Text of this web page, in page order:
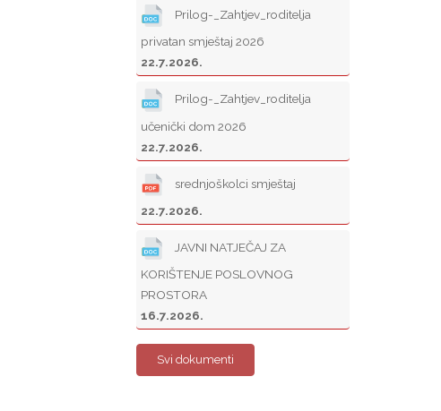
Prilog-_Zahtjev_roditelja
privatan smještaj 2026
22.7.2026.
Prilog-_Zahtjev_roditelja
učenički dom 2026
22.7.2026.
srednjoškolci smještaj
22.7.2026.
JAVNI NATJEČAJ ZA
KORIŠTENJE POSLOVNOG
PROSTORA
16.7.2026.
Svi dokumenti